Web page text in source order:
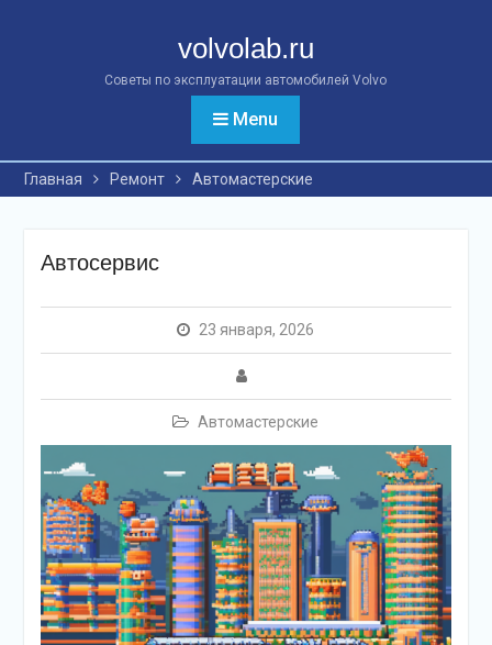
volvolab.ru
Советы по эксплуатации автомобилей Volvo
Menu
Главная Ремонт Автомастерские
Автосервис
23 января, 2026
Автомастерские